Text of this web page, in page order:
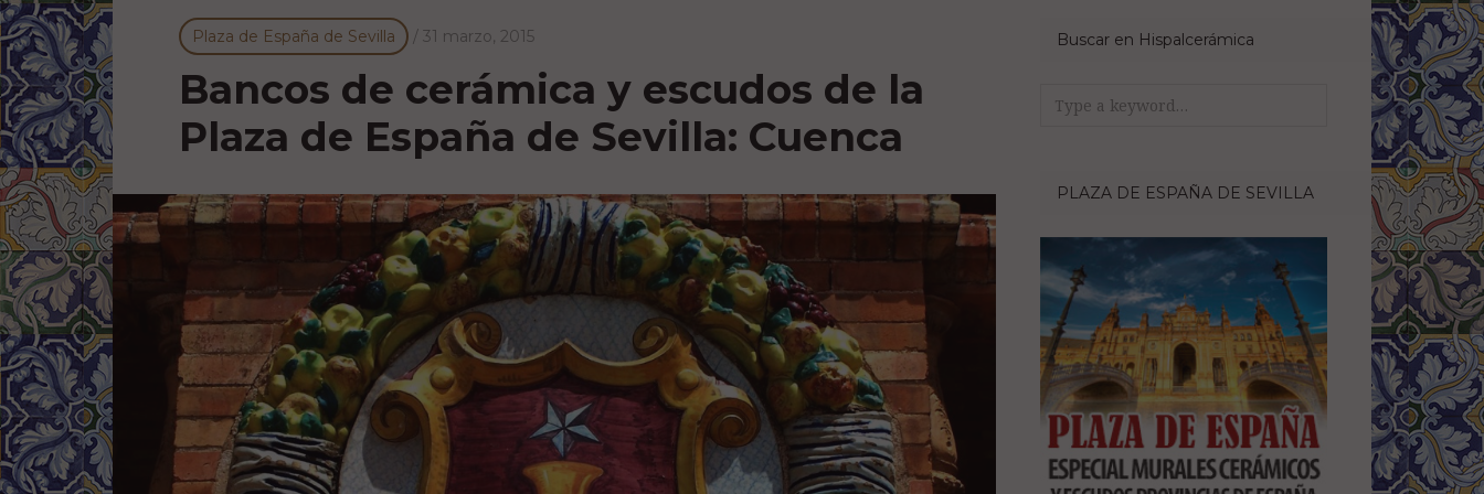
Plaza de España de Sevilla / 31 marzo, 2015
Bancos de cerámica y escudos de la
Plaza de España de Sevilla: Cuenca
Buscar en Hispalcerámica
Search
PLAZA DE ESPAÑA DE SEVILLA